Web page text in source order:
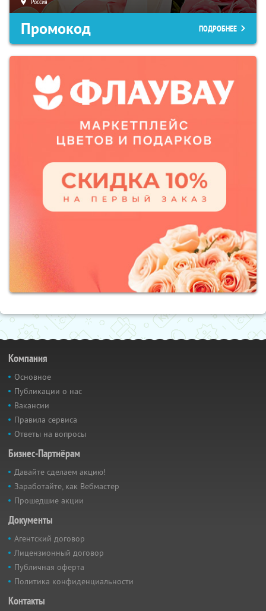
Промокод ПОДРОБНЕЕ
Компания
Основное
Публикации о нас
Вакансии
Правила сервиса
Ответы на вопросы
Бизнес-Партнёрам
Давайте сделаем акцию!
Заработайте, как Вебмастер
Прошедшие акции
Документы
Агентский договор
Лицензионный договор
Публичная оферта
Политика конфиденциальности
Контакты